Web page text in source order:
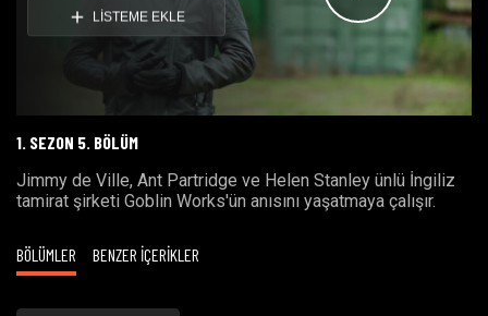
Videoyu
Oynat
LİSTEME EKLE
1. SEZON 5. BÖLÜM
Jimmy de Ville, Ant Partridge ve Helen Stanley ünlü İngiliz
tamirat şirketi Goblin Works'ün anısını yaşatmaya çalışır.
BÖLÜMLER BENZER İÇERİKLER